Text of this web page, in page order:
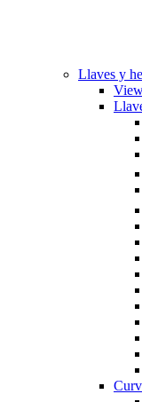
Llaves y